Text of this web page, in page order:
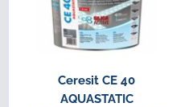
Ceresit CE 40
AQUASTATIC